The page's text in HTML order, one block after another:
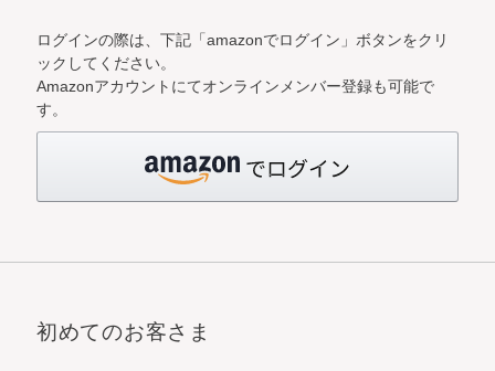
ログインの際は、下記「amazonでログイン」ボタンをクリ
ックしてください。
Amazonアカウントにてオンラインメンバー登録も可能で
す。
初めてのお客さま